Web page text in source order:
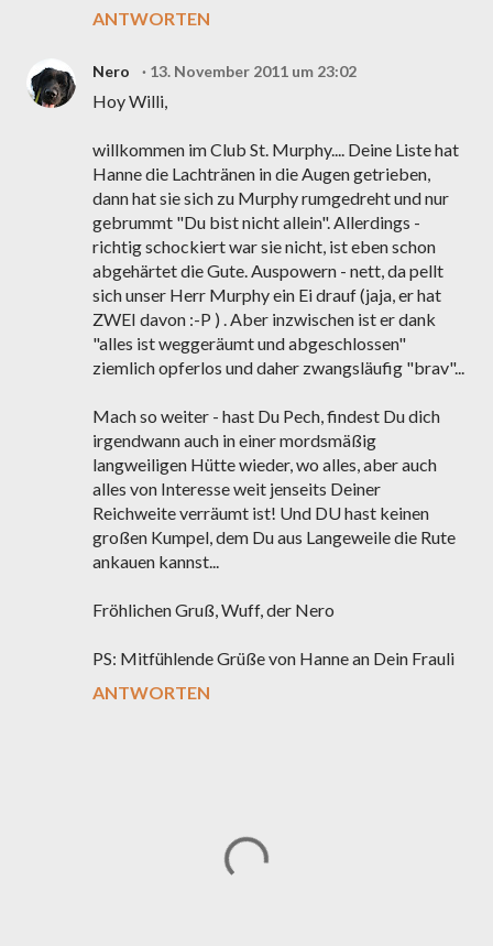
ANTWORTEN
Nero 13. November 2011 um 23:02
Hoy Willi,
willkommen im Club St. Murphy.... Deine Liste hat
Hanne die Lachtränen in die Augen getrieben,
dann hat sie sich zu Murphy rumgedreht und nur
gebrummt "Du bist nicht allein". Allerdings -
richtig schockiert war sie nicht, ist eben schon
abgehärtet die Gute. Auspowern - nett, da pellt
sich unser Herr Murphy ein Ei drauf (jaja, er hat
ZWEI davon :-P ) . Aber inzwischen ist er dank
"alles ist weggeräumt und abgeschlossen"
ziemlich opferlos und daher zwangsläufig "brav"...
Mach so weiter - hast Du Pech, findest Du dich
irgendwann auch in einer mordsmäßig
langweiligen Hütte wieder, wo alles, aber auch
alles von Interesse weit jenseits Deiner
Reichweite verräumt ist! Und DU hast keinen
großen Kumpel, dem Du aus Langeweile die Rute
ankauen kannst...
Fröhlichen Gruß, Wuff, der Nero
PS: Mitfühlende Grüße von Hanne an Dein Frauli
ANTWORTEN